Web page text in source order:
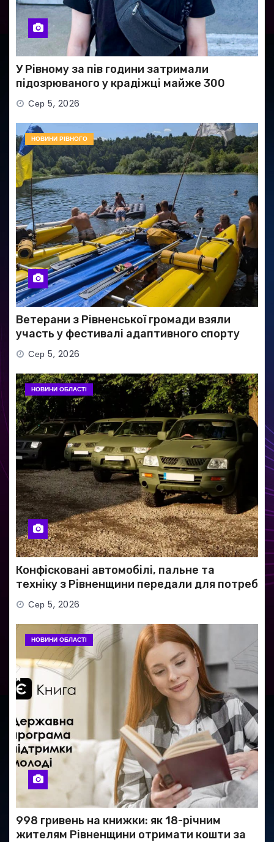
У Рівному за пів години затримали
підозрюваного у крадіжці майже 300
тисяч гривень
Сер 5, 2026
НОВИНИ РІВНОГО
Ветерани з Рівненської громади взяли
участь у фестивалі адаптивного спорту
Сер 5, 2026
НОВИНИ ОБЛАСТІ
Конфісковані автомобілі, пальне та
техніку з Рівненщини передали для потреб
ЗСУСер 5, 2026
НОВИНИ ОБЛАСТІ
998 гривень на книжки: як 18-річним
жителям Рівненщини отримати кошти за